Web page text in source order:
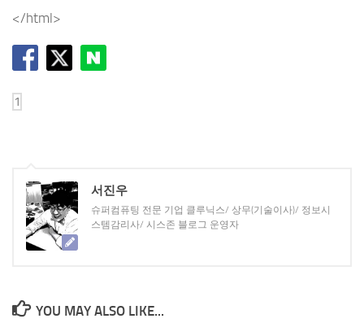
</html>
서진우
슈퍼컴퓨팅 전문 기업 클루닉스/ 상무(기술이사)/ 정보시
스템감리사/ 시스존 블로그 운영자
YOU MAY ALSO LIKE...